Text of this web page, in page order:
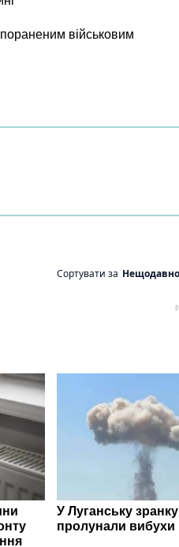
військовим
У Луганську зранку
пролунали вибухи